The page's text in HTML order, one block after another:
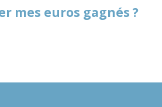
mes euros gagnés ?